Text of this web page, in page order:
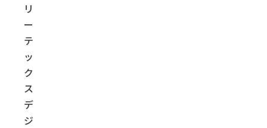
リ
ー
テ
ッ
ク
ス
デ
ジ